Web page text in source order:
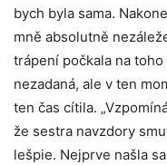
bych byla sama.
mně absolutně
trápení počkala na
nezadaná, ale v ten
ten čas cítila.
že sestra navzdory
lešpie. Nejprve našla